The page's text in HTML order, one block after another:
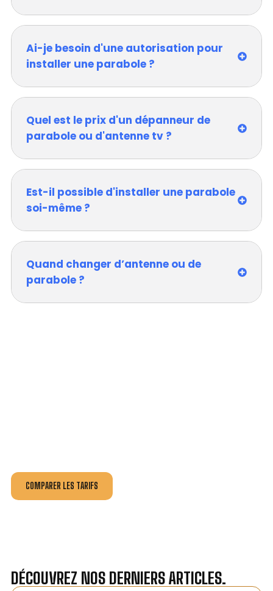
Ai-je besoin d'une autorisation pour
installer une parabole ?
Quel est le prix d'un dépanneur de
parabole ou d'antenne tv ?
Est-il possible d'installer une parabole
soi-même ?
Quand changer d’antenne ou de
parabole ?
COMPARER LES TARIFS
DÉCOUVREZ NOS DERNIERS ARTICLES.